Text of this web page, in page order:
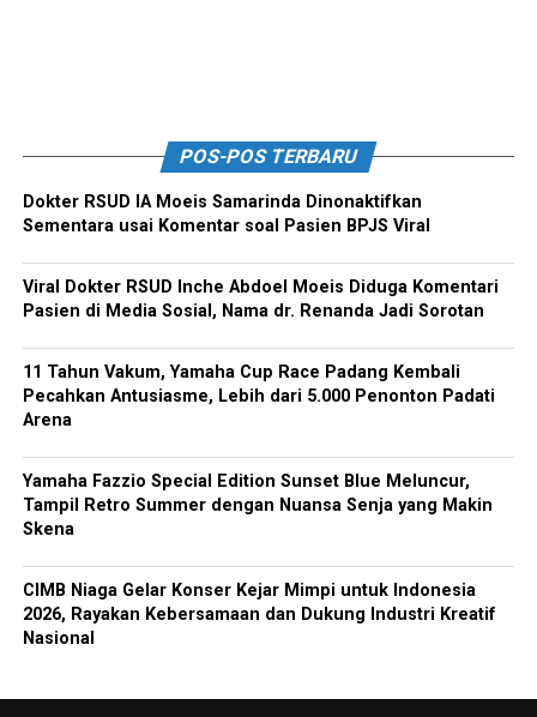
POS-POS TERBARU
Dokter RSUD IA Moeis Samarinda Dinonaktifkan
Sementara usai Komentar soal Pasien BPJS Viral
Viral Dokter RSUD Inche Abdoel Moeis Diduga Komentari
Pasien di Media Sosial, Nama dr. Renanda Jadi Sorotan
11 Tahun Vakum, Yamaha Cup Race Padang Kembali
Pecahkan Antusiasme, Lebih dari 5.000 Penonton Padati
Arena
Yamaha Fazzio Special Edition Sunset Blue Meluncur,
Tampil Retro Summer dengan Nuansa Senja yang Makin
Skena
CIMB Niaga Gelar Konser Kejar Mimpi untuk Indonesia
2026, Rayakan Kebersamaan dan Dukung Industri Kreatif
Nasional